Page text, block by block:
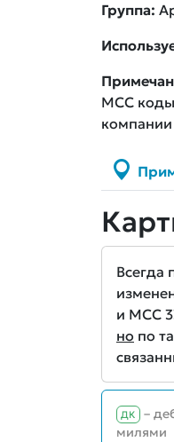
Группа:
MCC
компании
Всегда
и MCC
но по
ДК –
милями